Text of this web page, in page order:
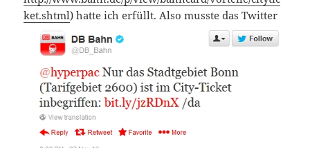
ket.shtml) hatte ich erfüllt. Also musste dasTwitter